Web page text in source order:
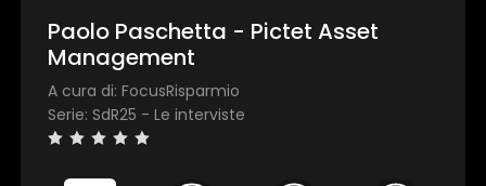
Paolo Paschetta - Pictet Asset
Management
A cura di: FocusRisparmio
Serie: SdR25 - Le interviste